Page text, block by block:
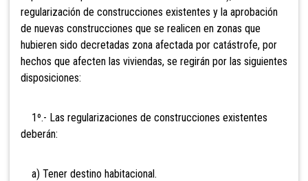
regularización de construcciones existentes y la aprobación
de nuevas construcciones que se realicen en zonas que
hubieren sido decretadas zona afectada por catástrofe, por
hechos que afecten las viviendas, se regirán por las siguientes
disposiciones:
1º.- Las regularizaciones de construcciones existentes
deberán:
a) Tener destino habitacional.